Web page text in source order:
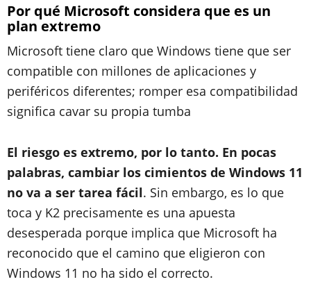
Por qué Microsoft considera que es un
plan extremo
Microsoft tiene claro que Windows tiene que ser
compatible con millones de aplicaciones y
periféricos diferentes; romper esa compatibilidad
significa cavar su propia tumba
El riesgo es extremo, por lo tanto. En pocas
palabras, cambiar los cimientos de Windows 11
no va a ser tarea fácil. Sin embargo, es lo que
toca y K2 precisamente es una apuesta
desesperada porque implica que Microsoft ha
reconocido que el camino que eligieron con
Windows 11 no ha sido el correcto.